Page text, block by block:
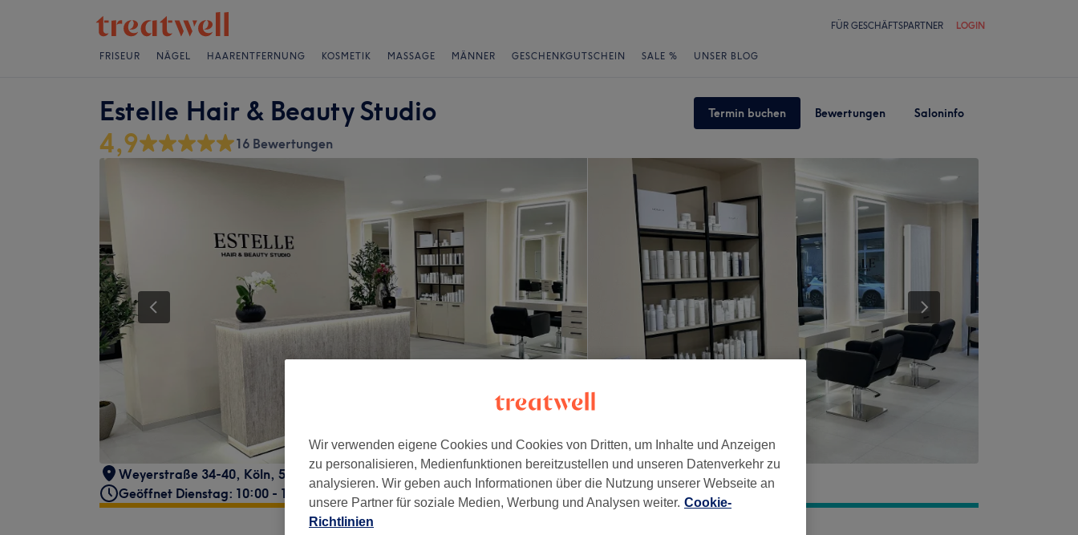
FÜR GESCHÄFTSPARTNER LOGIN
FRISEUR NÄGEL HAARENTFERNUNG KOSMETIK MASSAGE MÄNNER GESCHENKGUTSCHEIN SALE % UNSER BLOG
Estelle Hair & Beauty Studio Termin buchen Bewertungen Saloninfo
4,9 16 Bewertungen
Weyerstraße 34-40, Köln, 50676
Geöffnet Dienstag: 10:00 - 19:00
Wir verwenden eigene Cookies und Cookies von Dritten, um Inhalte und Anzeigen
zu personalisieren, Medienfunktionen bereitzustellen und unseren Datenverkehr zu
analysieren. Wir geben auch Informationen über die Nutzung unserer Webseite an
unsere Partner für soziale Medien, Werbung und Analysen weiter. Cookie-
Richtlinien